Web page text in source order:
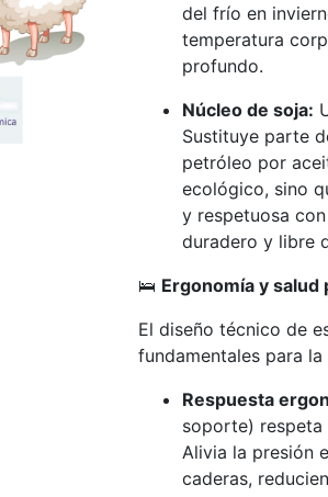
del frío en
temperatura
profundo.
Núcleo de soja:
Sustituye parte
petróleo por
ecológico, sino
y respetuosa
duradero y libre
🛌 Ergonomía y
El diseño técnico de
fundamentales para
Respuesta
soporte) respeta
Alivia la presión
caderas,